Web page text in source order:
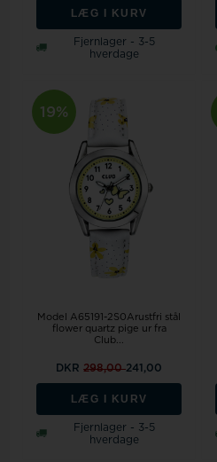
LÆG I KURV
Fjernlager - 3-5
hverdage
19%
Model A65191-2S0Arustfri stål
flower quartz pige ur fra
Club...
DKR298,00241,00
LÆG I KURV
Fjernlager - 3-5
hverdage